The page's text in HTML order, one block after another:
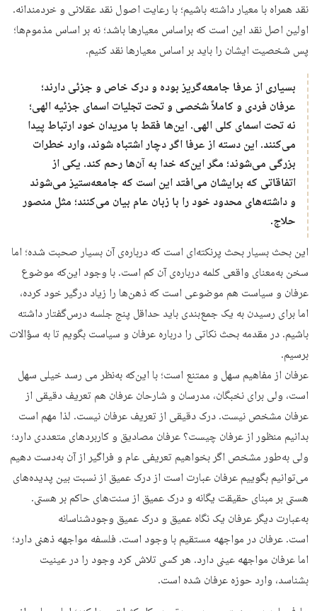
نقد همراه با معیار داشته باشیم؛ با رعایت اصول نقد عقلانی و خردمندانه.
اولین اصل نقد این است که براساس معیارها باشد؛ نه بر اساس مذموم‌ها؛
پس شخصیت ایشان را باید بر اساس معیارها نقد کنیم.
بسیاری از عرفا جامعه‌گریز بوده و درک خاص و جزئی دارند؛
عرفان فردی و کاملاً شخصی و تحت تجلیات اسمای جزئیه الهی؛
نه تحت اسمای کلی الهی. این‌ها فقط با مریدان خود ارتباط پیدا
می‌کنند. این دسته از عرفا اگر دچار اشتباه شوند، وارد خطرات
بزرگی می‌شوند؛ مگر این‌که خدا به آن‌ها رحم کند. یکی از
اتفاقاتی که برایشان می‌افتد این است که جامعه‌ستیز می‌شوند
و داشته‌های محدود خود را با زبان عام بیان می‌کنند؛ مثل منصور
حلاج.
این بحث بسیار بحث پرنکته‌ای است که درباره‌ی آن بسیار صحبت شده؛ اما
سخن به‌معنای واقعی کلمه درباره‌ی آن کم است. با وجود این‌که موضوع
عرفان و سیاست هم موضوعی است که ذهن‌ها را زیاد درگیر خود کرده،
اما برای رسیدن به یک جمع‌بندی باید حداقل پنج جلسه درس‌گفتار داشته
باشیم. در مقدمه بحث نکاتی را درباره عرفان و سیاست بگویم تا به سؤالات
برسیم.
عرفان از مفاهیم سهل و ممتنع است؛ با این‌که به‌نظر می رسد خیلی سهل
است، ولی برای نخبگان، مدرسان و شارحان عرفان هم تعریف دقیقی از
عرفان مشخص نیست. درک دقیقی از تعریف عرفان نیست. لذا مهم است
بدانیم منظور از عرفان چیست؟ عرفان مصادیق و کاربردهای متعددی دارد؛
ولی به‌طور مشخص اگر بخواهیم تعریفی عام و فراگیر از آن به‌دست دهیم
می‌توانیم بگوییم عرفان عبارت است از درک عمیق از نسبت بین پدیده‌های
هستی بر مبنای حقیقت یگانه و درک عمیق از سنت‌های حاکم بر هستی.
به‌عبارت دیگر عرفان یک نگاه عمیق و درک عمیق وجودشناسانه
است. عرفان در مواجهه مستقیم با وجود است. فلسفه مواجهه ذهنی دارد؛
اما عرفان مواجهه عینی دارد. هر کسی تلاش کرد وجود را در عینیت
بشناسد، وارد حوزه عرفان شده است.